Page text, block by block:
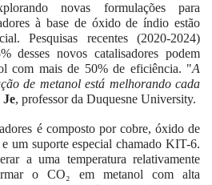
novas formulações para
à base de óxido de índio estão
Pesquisas recentes (2020-2024)
desses novos catalisadores podem
com mais de 50% de eficiência. "A
de metanol está melhorando cada
, professor da Duquesne University.
é composto por cobre, óxido de
um suporte especial chamado KIT-6.
a uma temperatura relativamente
o CO₂ em metanol com alta